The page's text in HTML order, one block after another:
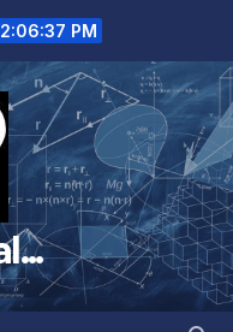
2:06:38 PM